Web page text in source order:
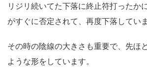
リジリ続いてた下落に終止符打ったか
がすぐに否定されて、再度下落していま
その時の陰線の大きさも重要で、先ほ
ような形をしています。